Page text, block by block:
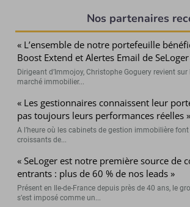
Nos partenaires
« L’ensemble de notre portefeuille
Boost Extend et Alertes Email de SeLoger
Dirigeant d’Immojoy, Christophe Goguery revient
marché immobilier...
« Les gestionnaires connaissent leur
pas toujours leurs performances réelles
A l’heure où les cabinets de gestion immobilière
croissants de...
« SeLoger est notre première source de
entrants : plus de 60 % de nos leads »
Présent en Ile-de-France depuis près de 40 ans, le
s’est imposé comme un...